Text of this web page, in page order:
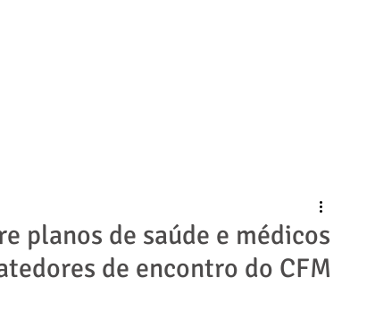
planos de saúde e médicos
de encontro do CFM